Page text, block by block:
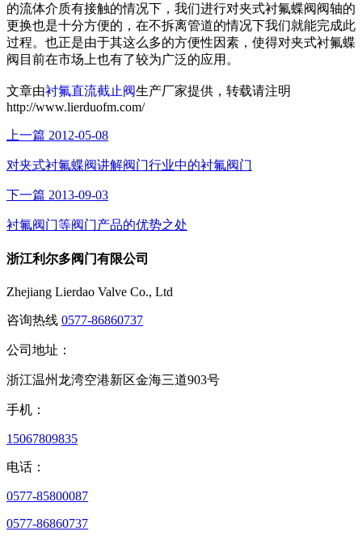
的流体介质有接触的情况下，我们进行对夹式衬氟蝶阀阀轴的
更换也是十分方便的，在不拆离管道的情况下我们就能完成此
过程。也正是由于其这么多的方便性因素，使得对夹式衬氟蝶
阀目前在市场上也有了较为广泛的应用。
文章由衬氟直流截止阀生产厂家提供，转载请注明
http://www.lierduofm.com/
上一篇 2012-05-08
对夹式衬氟蝶阀讲解阀门行业中的衬氟阀门
下一篇 2013-09-03
衬氟阀门等阀门产品的优势之处
浙江利尔多阀门有限公司
Zhejiang Lierdao Valve Co., Ltd
咨询热线 0577-86860737
公司地址：
浙江温州龙湾空港新区金海三道903号
手机：
15067809835
电话：
0577-85800087
0577-86860737